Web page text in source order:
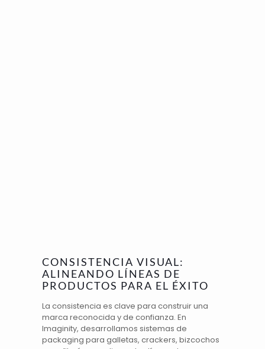
CONSISTENCIA VISUAL:
ALINEANDO LÍNEAS DE
PRODUCTOS PARA EL ÉXITO
La consistencia es clave para construir una
marca reconocida y de confianza. En
Imaginity, desarrollamos sistemas de
packaging paragalletas, crackers, bizcochos